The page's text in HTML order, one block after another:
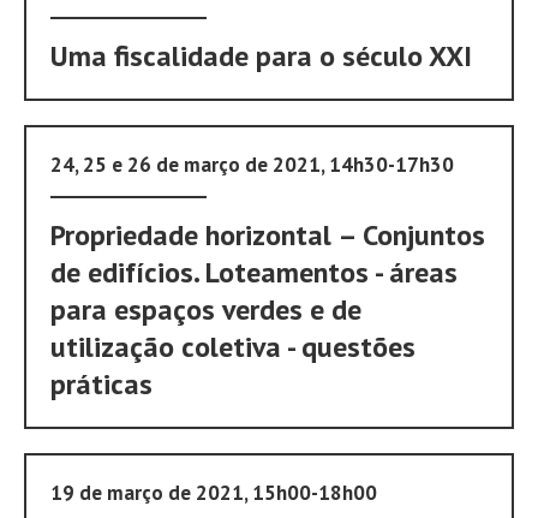
Uma fiscalidade para o século XXI
24, 25 e 26 de março de 2021, 14h30-17h30
Propriedade horizontal – Conjuntos
de edifícios. Loteamentos - áreas
para espaços verdes e de
utilização coletiva - questões
práticas
19 de março de 2021, 15h00-18h00